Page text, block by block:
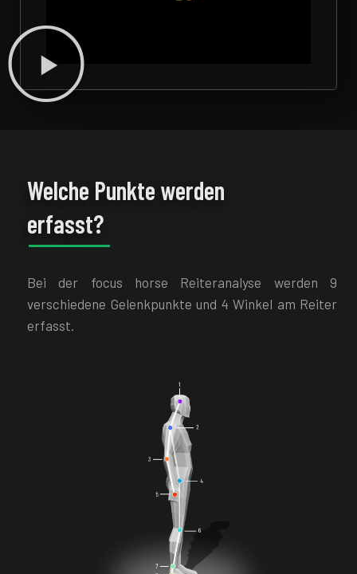
Welche Punkte werden
erfasst?
Bei der focus horse Reiteranalyse werden 9
verschiedene Gelenkpunkte und 4 Winkel am Reiter
erfasst.